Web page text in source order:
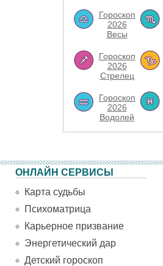
Гороскоп
2026
Весы
Гороскоп
2026
Стрелец
Гороскоп
2026
Водолей
ОНЛАЙН СЕРВИСЫ
Карта судьбы
Психоматрица
Карьерное призвание
Энергетический дар
Детский гороскоп